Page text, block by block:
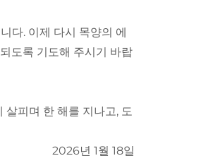
다. 이제 다시 목양의 에
도록 기도해 주시기 바랍
피며 한 해를 지나고, 도
2026년 1월 18일